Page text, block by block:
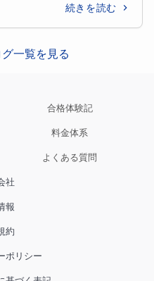
続きを読む
一覧を見る
合格体験記
料金体系
よくある質問
社
報
約
ポリシー